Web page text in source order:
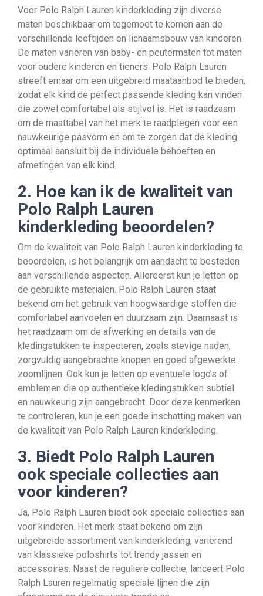
Voor Polo Ralph Lauren kinderkleding zijn diverse
maten beschikbaar om tegemoet te komen aan de
verschillende leeftijden en lichaamsbouw van kinderen.
De maten variëren van baby- en peutermaten tot maten
voor oudere kinderen en tieners. Polo Ralph Lauren
streeft ernaar om een uitgebreid maataanbod te bieden,
zodat elk kind de perfect passende kleding kan vinden
die zowel comfortabel als stijlvol is. Het is raadzaam
om de maattabel van het merk te raadplegen voor een
nauwkeurige pasvorm en om te zorgen dat de kleding
optimaal aansluit bij de individuele behoeften en
afmetingen van elk kind.
2. Hoe kan ik de kwaliteit van
Polo Ralph Lauren
kinderkleding beoordelen?
Om de kwaliteit van Polo Ralph Lauren kinderkleding te
beoordelen, is het belangrijk om aandacht te besteden
aan verschillende aspecten. Allereerst kun je letten op
de gebruikte materialen. Polo Ralph Lauren staat
bekend om het gebruik van hoogwaardige stoffen die
comfortabel aanvoelen en duurzaam zijn. Daarnaast is
het raadzaam om de afwerking en details van de
kledingstukken te inspecteren, zoals stevige naden,
zorgvuldig aangebrachte knopen en goed afgewerkte
zoomlijnen. Ook kun je letten op eventuele logo’s of
emblemen die op authentieke kledingstukken subtiel
en nauwkeurig zijn aangebracht. Door deze kenmerken
te controleren, kun je een goede inschatting maken van
de kwaliteit van Polo Ralph Lauren kinderkleding.
3. Biedt Polo Ralph Lauren
ook speciale collecties aan
voor kinderen?
Ja, Polo Ralph Lauren biedt ook speciale collecties aan
voor kinderen. Het merk staat bekend om zijn
uitgebreide assortiment van kinderkleding, variërend
van klassieke poloshirts tot trendy jassen en
accessoires. Naast de reguliere collectie, lanceert Polo
Ralph Lauren regelmatig speciale lijnen die zijn